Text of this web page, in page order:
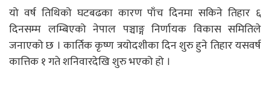
यो वर्ष तिथिको घटबढका कारण पाँच दिनमा सकिने तिहार ६
दिनसम्म लम्बिएको नेपाल पञ्चाङ्ग निर्णायक विकास समितिले
जनाएको छ । कार्तिक कृष्ण त्रयोदशीका दिन शुरु हुने तिहार यसवर्ष
कात्तिक १ गते शनिवारदेखि शुरु भएको हो ।